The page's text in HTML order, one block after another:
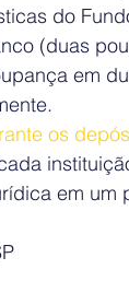
do
(duas
em
os
em um